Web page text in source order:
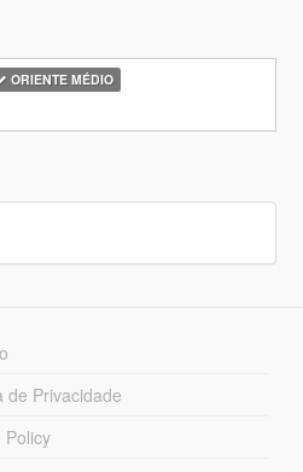
ORIENTE MÉDIO
de Privacidade
Policy